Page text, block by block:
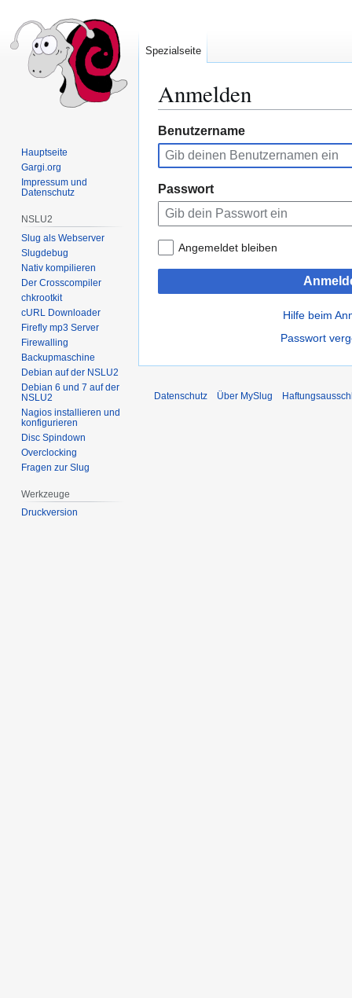
Anmelden
Zur
Navigation
springen
Zur
Suche
springen
Benutzername
Passwort
Angemeldet bleiben
Hilfe beim
Passwort
Spezialseite
Hauptseite
Gargi.org
Impressum und
Datenschutz
NSLU2
Slug als Webserver
Slugdebug
Nativ kompilieren
Der Crosscompiler
chkrootkit
cURL Downloader
Firefly mp3 Server
Firewalling
Backupmaschine
Debian auf der NSLU2
Debian 6 und 7 auf der
NSLU2
Nagios installieren und
konfigurieren
Disc Spindown
Overclocking
Fragen zur Slug
Werkzeuge
Druckversion
Datenschutz Über MySlug